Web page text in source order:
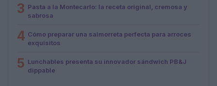
3 Pasta a la Montecarlo: la receta original, cremosa y
sabrosa
4 Cómo preparar una salmorreta perfecta para arroces
exquisitos
5 Lunchables presenta su innovador sándwich PB&J
dippable